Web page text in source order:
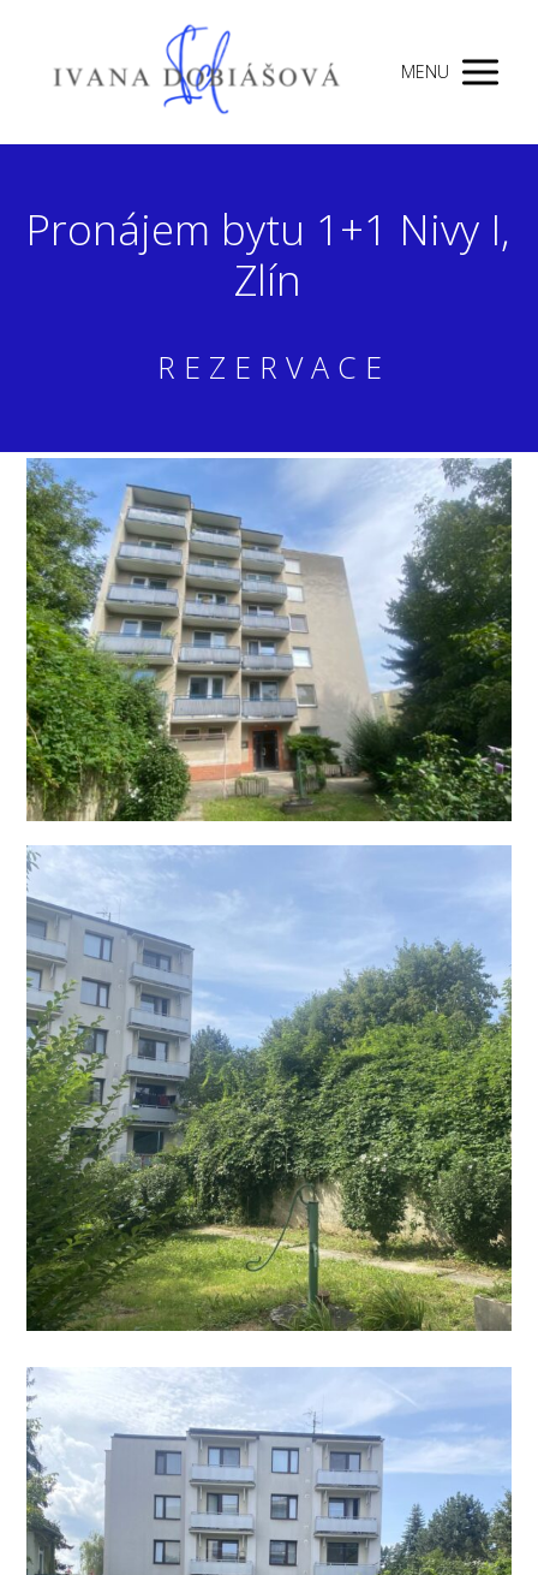
MENU
Pronájem bytu 1+1 Nivy I,
Zlín
R E Z E R V A C E